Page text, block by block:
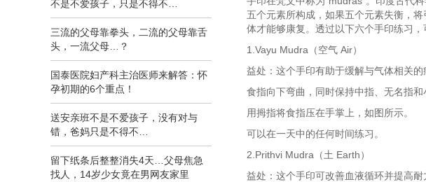
不是不爱孩子，只是不得不…
三流的父母靠拳头，二流的父母靠舌
头，一流父母…？
国泰医院妇产科主治医师来解答：怀
孕初期的6个重点！
送安亲班不是不爱孩子，没有对与
错，爸妈只是不得不…
留下纸条后整整消失4天…父母焦急
找人，14岁少女竟在男网友家里
五个元素所构成，如果五个元素失衡，
体才能够康复。透过以下六个手印练习
1.Vayu Mudra（空气 Air）
益处：这个手印有助于缓解与气体相关的
食指向下弯曲，同时保持中指、无名指和
用拇指将食指压在手掌上，如图所示。
可以在一天中的任何时间练习。
2.Prithvi Mudra（土 Earth）
益处：这个手印可改善血液循环并提高